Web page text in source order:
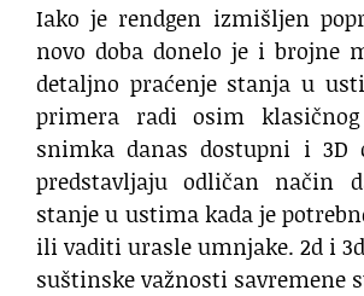
Iako je rendgen izmišljen
novo doba donelo je i brojne
detaljno praćenje stanja u
primera radi osim klasičnog
snimka danas dostupni i 3D
predstavljaju odličan način
stanje u ustima kada je
ili vaditi urasle umnjake. 2d i
suštinske važnosti savremene